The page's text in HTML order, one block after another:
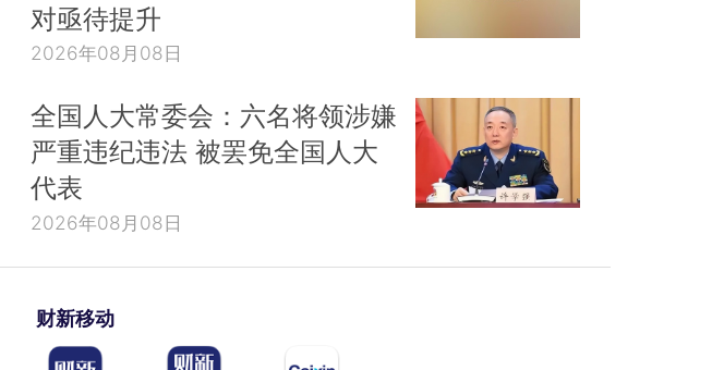
对亟待提升
2026年08月08日
全国人大常委会：六名将领涉嫌
严重违纪违法 被罢免全国人大
代表
2026年08月08日
财新移动